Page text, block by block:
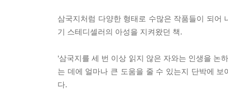
삼국지처럼 다양한 형태로 수많은 작품들이 되어
기 스테디셀러의 아성을 지켜왔던 책.
‘삼국지를 세 번 이상 읽지 않은 자와는 인생을 논
는 데에 얼마나 큰 도움을 줄 수 있는지 단박에 보
다.